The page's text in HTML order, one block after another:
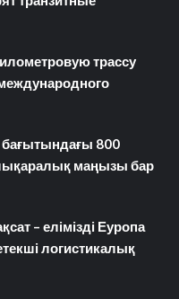
трассу
бағытындағы 800
маңызы бар
– елімізді Еуропа
логистикалық